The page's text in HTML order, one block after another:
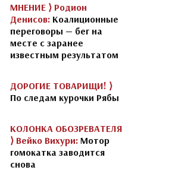
МНЕНИЕ ⟩ Родион
Денисов: Коалиционные
переговоры — бег на
месте с заранее
известным результатом
ДОРОГИЕ ТОВАРИЩИ! ⟩
По следам курочки Рябы
КОЛОНКА ОБОЗРЕВАТЕЛЯ
⟩ Вейко Вихури: Мотор
гомокатка заводится
снова